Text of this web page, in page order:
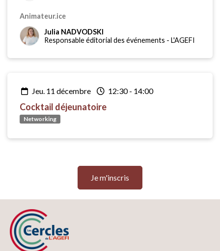
Animateur.ice
Julia NADVODSKI
Responsable éditorial des événements - L'AGEFI
jeu. 11 décembre 12:30- 14:00
Cocktail déjeunatoire
Networking
Je m'inscris